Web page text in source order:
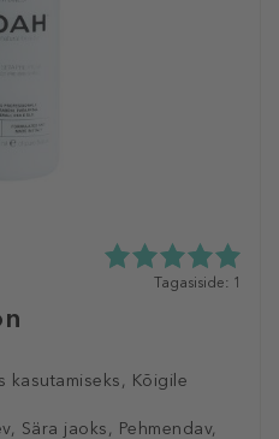
kasutamiseks, Kõigile
Sära jaoks, Pehmendav,
5.0
Tagasiside: 1